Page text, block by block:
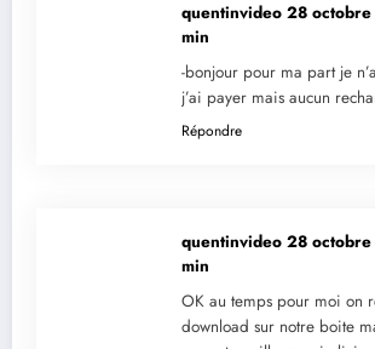
quentinvideo 28
min
-bonjour pour ma part je
j’ai payer mais aucun
Répondre
quentinvideo 28
min
OK au temps pour moi on
download sur notre boite